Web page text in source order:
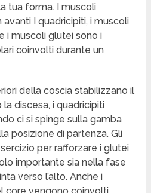
tua forma. I muscoli
avanti I quadricipiti, i muscoli
i muscoli glutei sono i
coinvolti durante un
della coscia stabilizzano il
discesa, i quadricipiti
ci si spinge sulla gamba
posizione di partenza. Gli
per rafforzare i glutei
importante sia nella fase
verso l’alto. Anche i